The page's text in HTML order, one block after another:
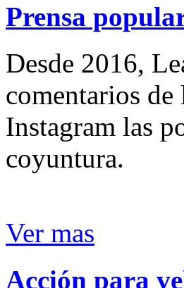
Prensa
Desde 2016,
comentarios de
Instagram las
coyuntura.
Ver mas
Acción para